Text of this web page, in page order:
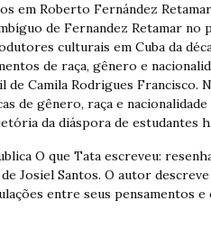
em Roberto Fernández
de Fernandez Retamar no
culturais em Cuba da
de raça, gênero e
de Camila Rodrigues Francisco.
de gênero, raça e
da diáspora de estudantes
O que Tata escreveu:
Josiel Santos. O autor
entre seus pensamentos e